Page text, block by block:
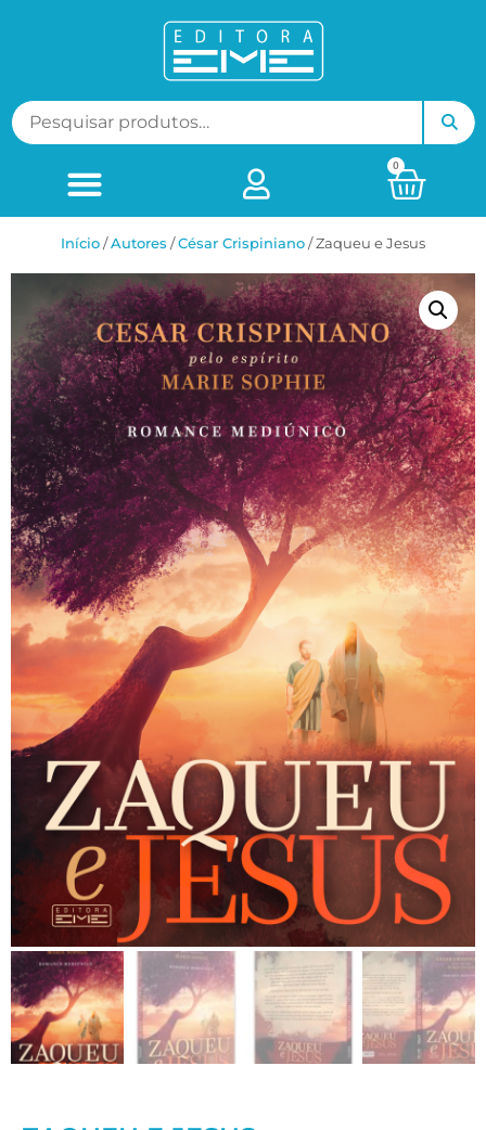
0
Início/ㅤAutores /César Crispiniano/ Zaqueu e Jesus